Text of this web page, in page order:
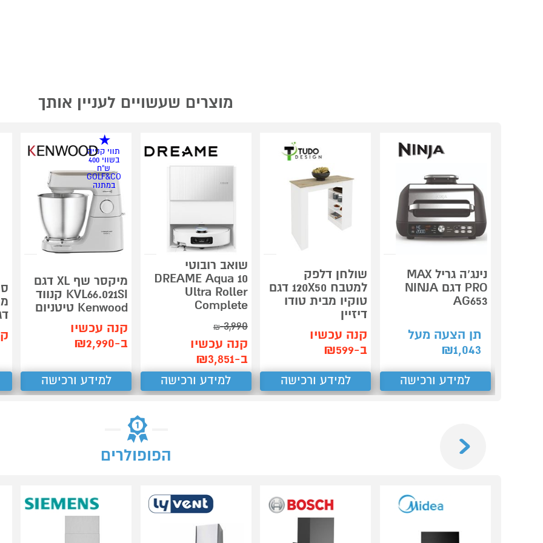
מוצרים שעשויים לעניין אותך
נינג’ה גריל MAX
PRO דגם NINJA
AG653
תן הצעה מעל
1,043
₪
למידע ורכישה
שולחן דלפק
למטבח 120X50 דגם
טוקיו מבית טודו
דיזיין
קנה עכשיו
ב-₪599
למידע ורכישה
שואב רובוטי
DREAME Aqua 10
Ultra Roller
Complete
3,990
₪
קנה עכשיו
ב-₪3,851
למידע ורכישה
תווי קנייה
בשווי 400
ש"ח
GOLF&CO
במתנה
מיקסר שף XL דגם
KVL66.021SI קנווד
Kenwood טיטניום
קנה עכשיו
ב-₪2,990
למידע ורכישה
הפופולרים